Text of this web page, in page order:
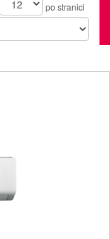
po stranici